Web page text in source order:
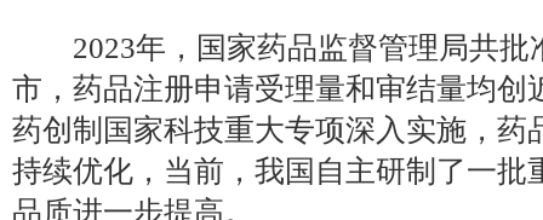
2023年，国家药品监督管理局共批
市，药品注册申请受理量和审结量均创
药创制国家科技重大专项深入实施，药
持续优化，当前，我国自主研制了一批
品质进一步提高。